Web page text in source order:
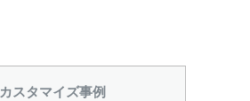
カスタマイズ事例